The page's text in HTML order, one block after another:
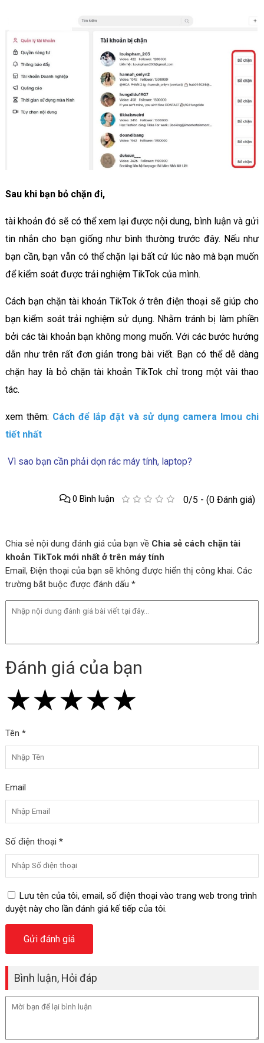
Sau khi bạn bỏ chặn đi,
tài khoản đó sẽ có thể xem lại được nội dung, bình luận và gửi
tin nhắn cho bạn giống như bình thường trước đây. Nếu như
bạn cần, bạn vẫn có thể chặn lại bất cứ lúc nào mà bạn muốn
để kiểm soát được trải nghiệm TikTok của mình.
Cách bạn chặn tài khoản TikTok ở trên điện thoại sẽ giúp cho
bạn kiểm soát trải nghiệm sử dụng. Nhằm tránh bị làm phiền
bởi các tài khoản bạn không mong muốn. Với các bước hướng
dẫn như trên rất đơn giản trong bài viết. Bạn có thể dễ dàng
chặn hay là bỏ chặn tài khoản TikTok chỉ trong một vài thao
tác.
xem thêm: Cách để lắp đặt và sử dụng camera Imou chi
tiết nhất
Vì sao bạn cần phải dọn rác máy tính, laptop?
0/5 - (0 Đánh giá)
0 Bình luận
Chia sẻ nội dung đánh giá của bạn về Chia sẻ cách chặn tài
khoản TikTok mới nhất ở trên máy tính
Email, Điện thoại của bạn sẽ không được hiển thị công khai. Các
trường bắt buộc được đánh dấu *
Đánh giá của bạn
★
★★
★★★
★★★★
★★★★★
Tên *
Email
Số điện thoại *
Lưu tên của tôi, email, số điện thoại vào trang web trong trình
duyệt này cho lần đánh giá kế tiếp của tôi.
Bình luận, Hỏi đáp